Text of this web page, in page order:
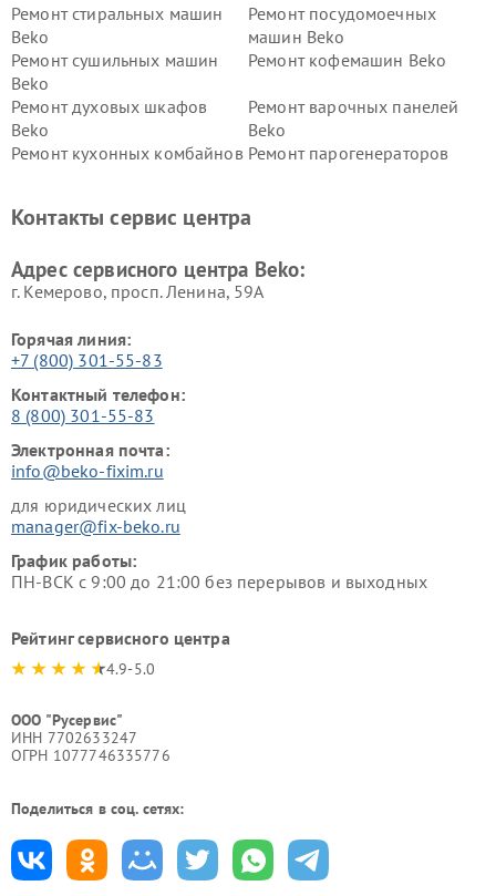
Ремонт стиральных машин
Beko
Ремонт посудомоечных
машин Beko
Ремонт сушильных машин
Beko
Ремонт кофемашин Beko
Ремонт духовых шкафов
Beko
Ремонт варочных панелей
Beko
Ремонт кухонных комбайнов Ремонт парогенераторов
Ремонт холодильников Beko Ремонт морозильных камер
Контакты сервис центра
Адрес сервисного центра Beko:
г. Кемерово, просп. Ленина, 59А
Горячая линия:
+7 (800) 301-55-83
Контактный телефон:
8 (800) 301-55-83
Электронная почта:
info@beko-fixim.ru
для юридических лиц
manager@fix-beko.ru
График работы:
ПН-ВСК с 9:00 до 21:00 без перерывов и выходных
Рейтинг сервисного центра
4.9-5.0
ООО "Русервис"
ИНН 7702633247
ОГРН 1077746335776
Поделиться в соц. сетях: